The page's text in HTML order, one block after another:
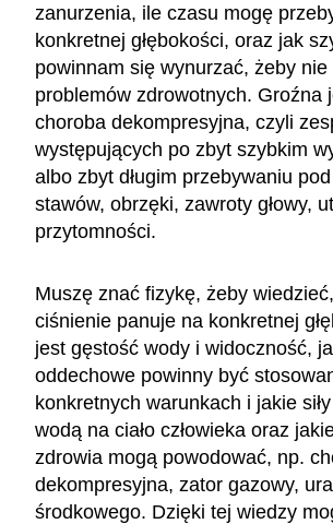
zanurzenia, ile czasu mogę
konkretnej głębokości, oraz jak
powinnam się wynurzać, żeby nie
problemów zdrowotnych. Groźna
choroba dekompresyjna, czyli
występujących po zbyt szybkim
albo zbyt długim przebywaniu
stawów, obrzęki, zawroty głowy,
przytomności.
Muszę znać fizykę, żeby
ciśnienie panuje na konkretnej
jest gęstość wody i widoczność,
oddechowe powinny być
konkretnych warunkach i jakie
wodą na ciało człowieka oraz
zdrowia mogą powodować, np.
dekompresyjna, zator gazowy,
środkowego. Dzięki tej wiedzy